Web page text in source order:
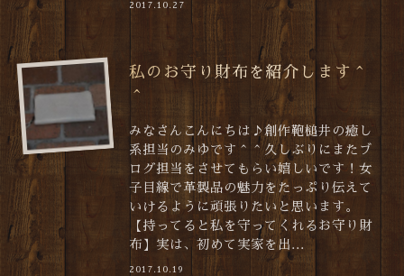
2017.10.27
私のお守り財布を紹介します＾
＾
みなさんこんにちは♪創作鞄槌井の癒し
系担当のみゆです＾＾久しぶりにまたブ
ログ担当をさせてもらい嬉しいです！女
子目線で革製品の魅力をたっぷり伝えて
いけるように頑張りたいと思います。
【持ってると私を守ってくれるお守り財
布】実は、初めて実家を出...
2017.10.19